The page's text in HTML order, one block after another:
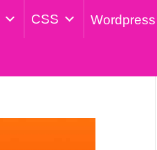
CSS Wordpress